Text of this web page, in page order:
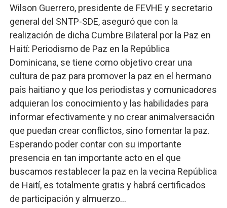
Wilson Guerrero, presidente de FEVHE y secretario
general del SNTP-SDE, aseguró que con la
realización de dicha Cumbre Bilateral por la Paz en
Haití: Periodismo de Paz en la República
Dominicana, se tiene como objetivo crear una
cultura de paz para promover la paz en el hermano
país haitiano y que los periodistas y comunicadores
adquieran los conocimiento y las habilidades para
informar efectivamente y no crear animalversación
que puedan crear conflictos, sino fomentar la paz.
Esperando poder contar con su importante
presencia en tan importante acto en el que
buscamos restablecer la paz en la vecina República
de Haití, es totalmente gratis y habrá certificados
de participación y almuerzo…